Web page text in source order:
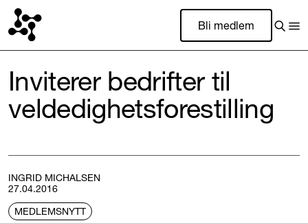
Bli medlem
Inviterer bedrifter til
veldedighetsforestilling
INGRID MICHALSEN
27.04.2016
MEDLEMSNYTT